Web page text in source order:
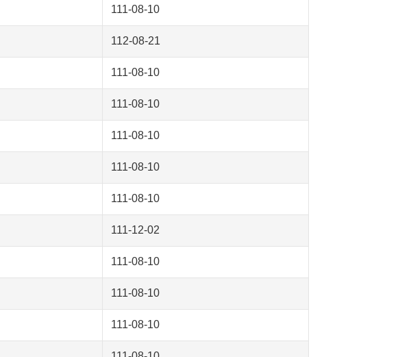
111-08-10
112-08-21
111-08-10
111-08-10
111-08-10
111-08-10
111-08-10
111-12-02
111-08-10
111-08-10
111-08-10